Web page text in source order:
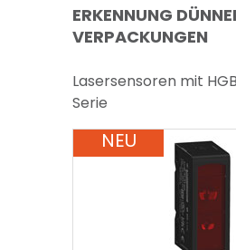
ERKENNUNG
VERPACKUNGEN
Lasersensoren mit
Serie
NEU